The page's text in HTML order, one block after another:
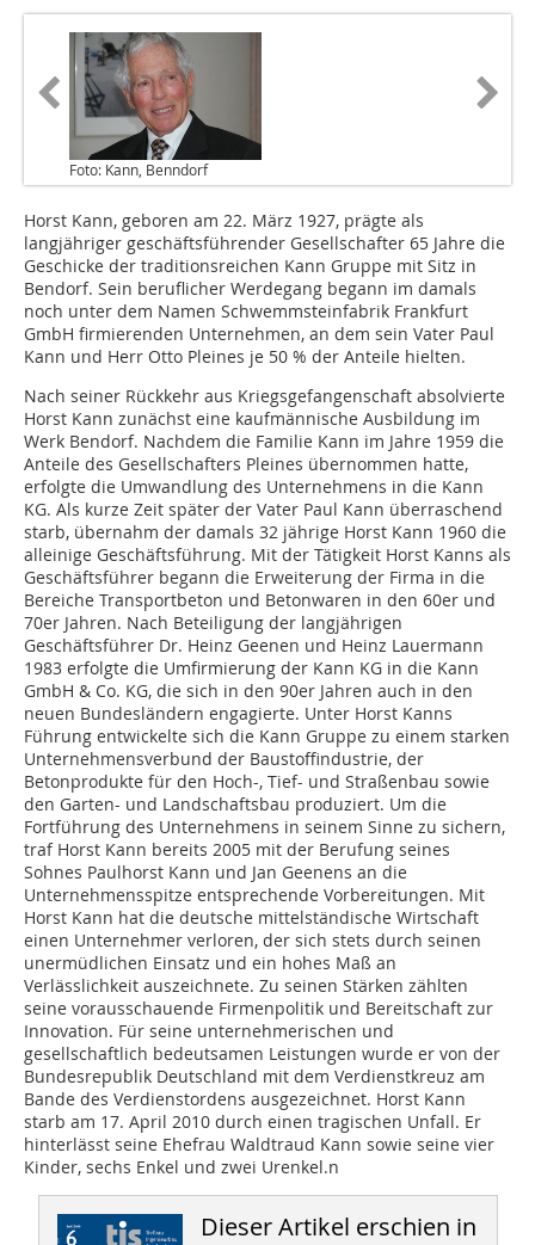
Foto: Kann, Benndorf
Horst Kann, geboren am 22. März 1927, prägte als
langjähriger geschäftsführender Gesellschafter 65 Jahre die
Geschicke der traditionsreichen Kann Gruppe mit Sitz in
Bendorf. Sein beruflicher Werdegang begann im damals
noch unter dem Namen Schwemmsteinfabrik Frankfurt
GmbH firmierenden Unternehmen, an dem sein Vater Paul
Kann und Herr Otto Pleines je 50 % der Anteile hielten.
Nach seiner Rückkehr aus Kriegsgefangenschaft absolvierte
Horst Kann zunächst eine kaufmännische Ausbildung im
Werk Bendorf. Nachdem die Familie Kann im Jahre 1959 die
Anteile des Gesellschafters Pleines übernommen hatte,
erfolgte die Umwandlung des Unternehmens in die Kann
KG. Als kurze Zeit später der Vater Paul Kann überraschend
starb, übernahm der damals 32 jährige Horst Kann 1960 die
alleinige Geschäftsführung. Mit der Tätigkeit Horst Kanns als
Geschäftsführer begann die Erweiterung der Firma in die
Bereiche Transportbeton und Betonwaren in den 60er und
70er Jahren. Nach Beteiligung der langjährigen
Geschäftsführer Dr. Heinz Geenen und Heinz Lauermann
1983 erfolgte die Umfirmierung der Kann KG in die Kann
GmbH & Co. KG, die sich in den 90er Jahren auch in den
neuen Bundesländern engagierte. Unter Horst Kanns
Führung entwickelte sich die Kann Gruppe zu einem starken
Unternehmensverbund der Baustoffindustrie, der
Betonprodukte für den Hoch-, Tief- und Straßenbau sowie
den Garten- und Landschaftsbau produziert. Um die
Fortführung des Unternehmens in seinem Sinne zu sichern,
traf Horst Kann bereits 2005 mit der Berufung seines
Sohnes Paulhorst Kann und Jan Geenens an die
Unternehmensspitze entsprechende Vorbereitungen. Mit
Horst Kann hat die deutsche mittelständische Wirtschaft
einen Unternehmer verloren, der sich stets durch seinen
unermüdlichen Einsatz und ein hohes Maß an
Verlässlichkeit auszeichnete. Zu seinen Stärken zählten
seine vorausschauende Firmenpolitik und Bereitschaft zur
Innovation. Für seine unternehmerischen und
gesellschaftlich bedeutsamen Leistungen wurde er von der
Bundesrepublik Deutschland mit dem Verdienstkreuz am
Bande des Verdienstordens ausgezeichnet. Horst Kann
starb am 17. April 2010 durch einen tragischen Unfall. Er
hinterlässt seine Ehefrau Waldtraud Kann sowie seine vier
Kinder, sechs Enkel und zwei Urenkel.n
Dieser Artikel erschien in